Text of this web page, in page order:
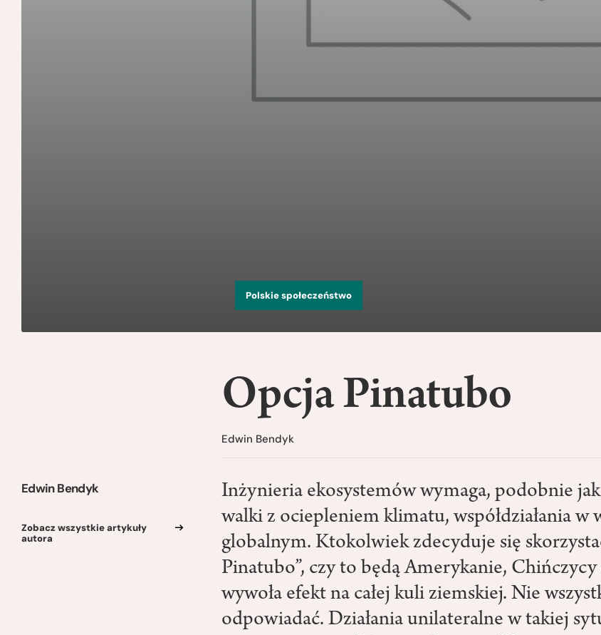
Polskie społeczeństwo
Edwin Bendyk
Zobacz wszystkie artykuły
autora
Opcja Pinatubo
Edwin Bendyk
Inżynieria ekosystemów wymaga, podobnie
walki z ociepleniem klimatu, współdziałania w
globalnym. Ktokolwiek zdecyduje się
Pinatubo”, czy to będą Amerykanie, Chińczycy
wywoła efekt na całej kuli ziemskiej. Nie
odpowiadać. Działania unilateralne w takiej